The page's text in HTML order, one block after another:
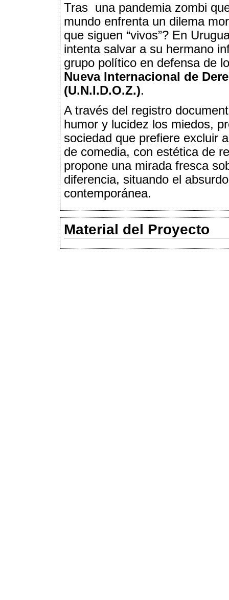
Tras una pandemia zombi
mundo enfrenta un dilema
que siguen “vivos”? En
intenta salvar a su hermano
grupo político en defensa de
Nueva Internacional de
(U.N.I.D.O.Z.).
A través del registro
humor y lucidez los miedos,
sociedad que prefiere excluir
de comedia, con estética de
propone una mirada fresca
diferencia, situando el
contemporánea.
Material del Proyecto